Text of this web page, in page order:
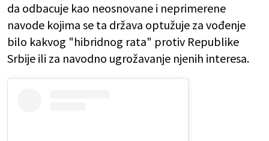
da odbacuje kao neosnovane i neprimerene
navode kojima se ta država optužuje za vođenje
bilo kakvog "hibridnog rata" protiv Republike
Srbije ili za navodno ugrožavanje njenih interesa.